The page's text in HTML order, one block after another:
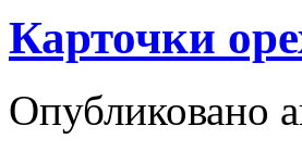
Карточки
Опубликовано